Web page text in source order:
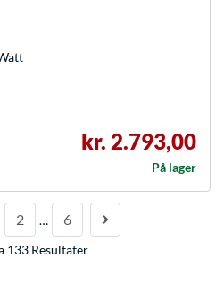
kr. 2.793,00
På lager
2 … 6
133 Resultater